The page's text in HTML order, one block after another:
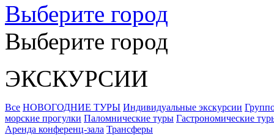
Выберите город
Выберите город
ЭКСКУРСИИ
Все НОВОГОДНИЕ ТУРЫ Индивидуальные экскурсии
морские прогулки Паломнические туры Гастрономические
Аренда конференц-зала Трансферы